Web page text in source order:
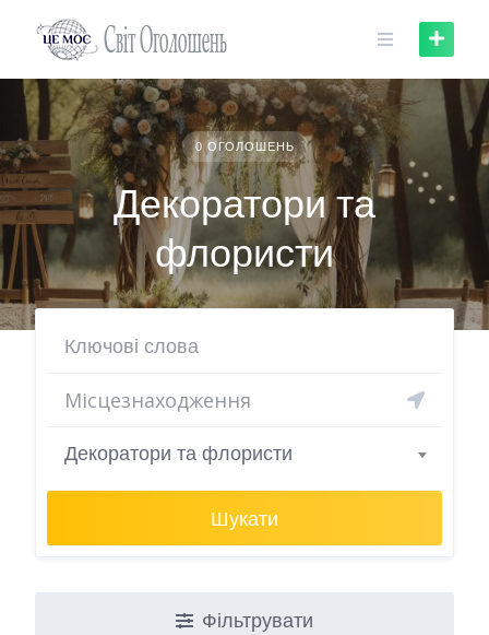
0 ОГОЛОШЕНЬ
Декоратори та
флористи
Декоратори та флористи
Шукати
Фільтрувати